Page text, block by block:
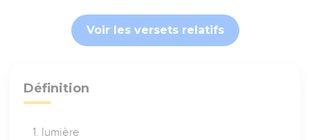
Voir les versets relatifs
Définition
lumière